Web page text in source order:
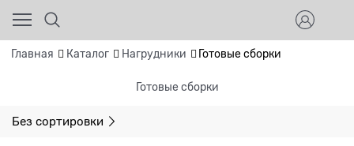
Главная Каталог Нагрудники Готовые сборки
Готовые сборки
Без сортировки